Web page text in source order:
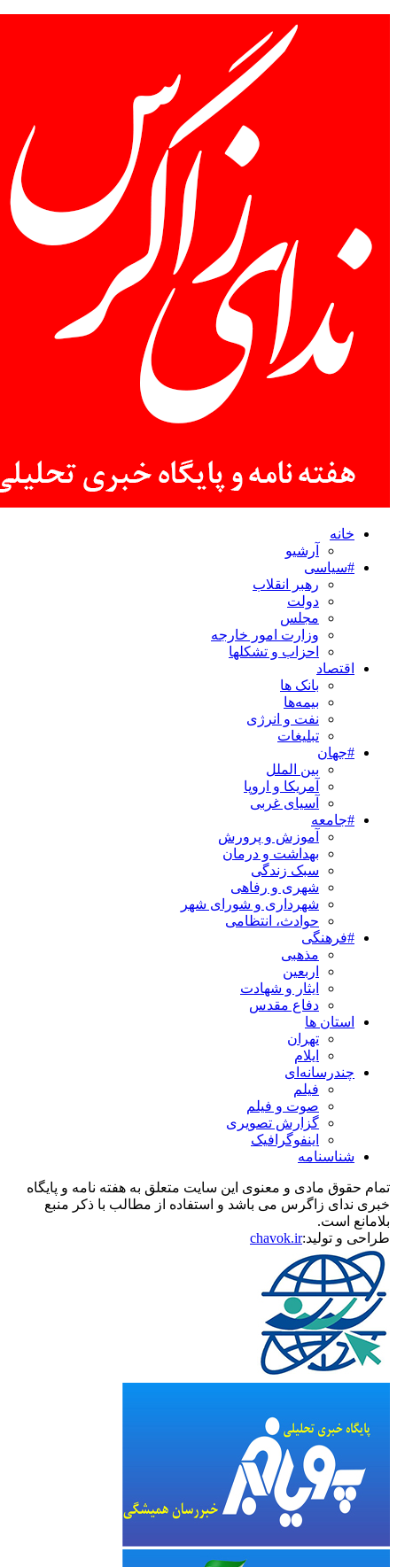
خانه
آرشیو
#سیاسی
رهبر انقلاب
دولت
مجلس
وزارت امور خارجه
احزاب و تشکلها
اقتصاد
بانک ها
بیمه‌ها
نفت و انرژی
تبلیغات
#جهان
بین الملل
آمریکا و اروپا
آسیای غربی
#جامعه
آموزش و پرورش
بهداشت و درمان
سبک زندگی
شهری و رفاهی
شهرداری و شورای شهر
حوادث، انتظامی
#فرهنگی
مذهبی
اربعین
ایثار و شهادت
دفاع مقدس
استان ها
تهران
ایلام
چندرسانه‌ای
فیلم
صوت و فیلم
گزارش تصویری
اینفوگرافیک
شناسنامه
تمام حقوق مادی و معنوی این سایت متعلق به هفته نامه و پایگاه
خبری ندای زاگرس می باشد و استفاده از مطالب با ذکر منبع
بلامانع است.
طراحی و تولید:chavok.ir